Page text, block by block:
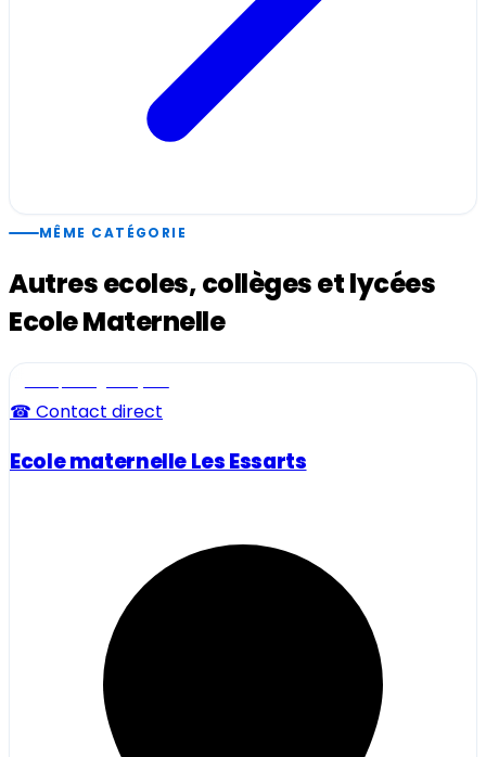
MÊME CATÉGORIE
Autres ecoles, collèges et lycées
Ecole Maternelle
☎ Contact direct
Ecole maternelle Les Essarts